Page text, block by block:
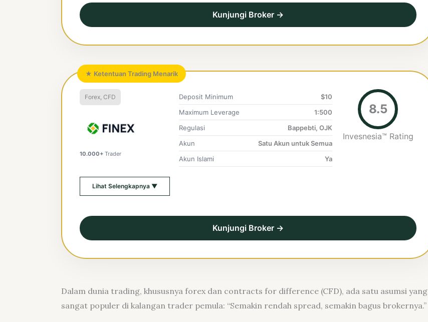
Kunjungi Broker →
★ Ketentuan Trading Menarik
Forex, CFD
10.000+Trader
Deposit Minimum
$10
Maximum Leverage
1:500
Regulasi
Bappebti, OJK
Akun
Satu Akun untuk Semua
Akun Islami
Ya
8.5
Invesnesia™ Rating
Lihat Selengkapnya ▼
Kunjungi Broker →
Dalam dunia trading, khususnya forex dan contracts for difference (CFD), ada satu asumsi yang
sangat populer di kalangan trader pemula: “Semakin rendah spread, semakin bagus brokernya.”